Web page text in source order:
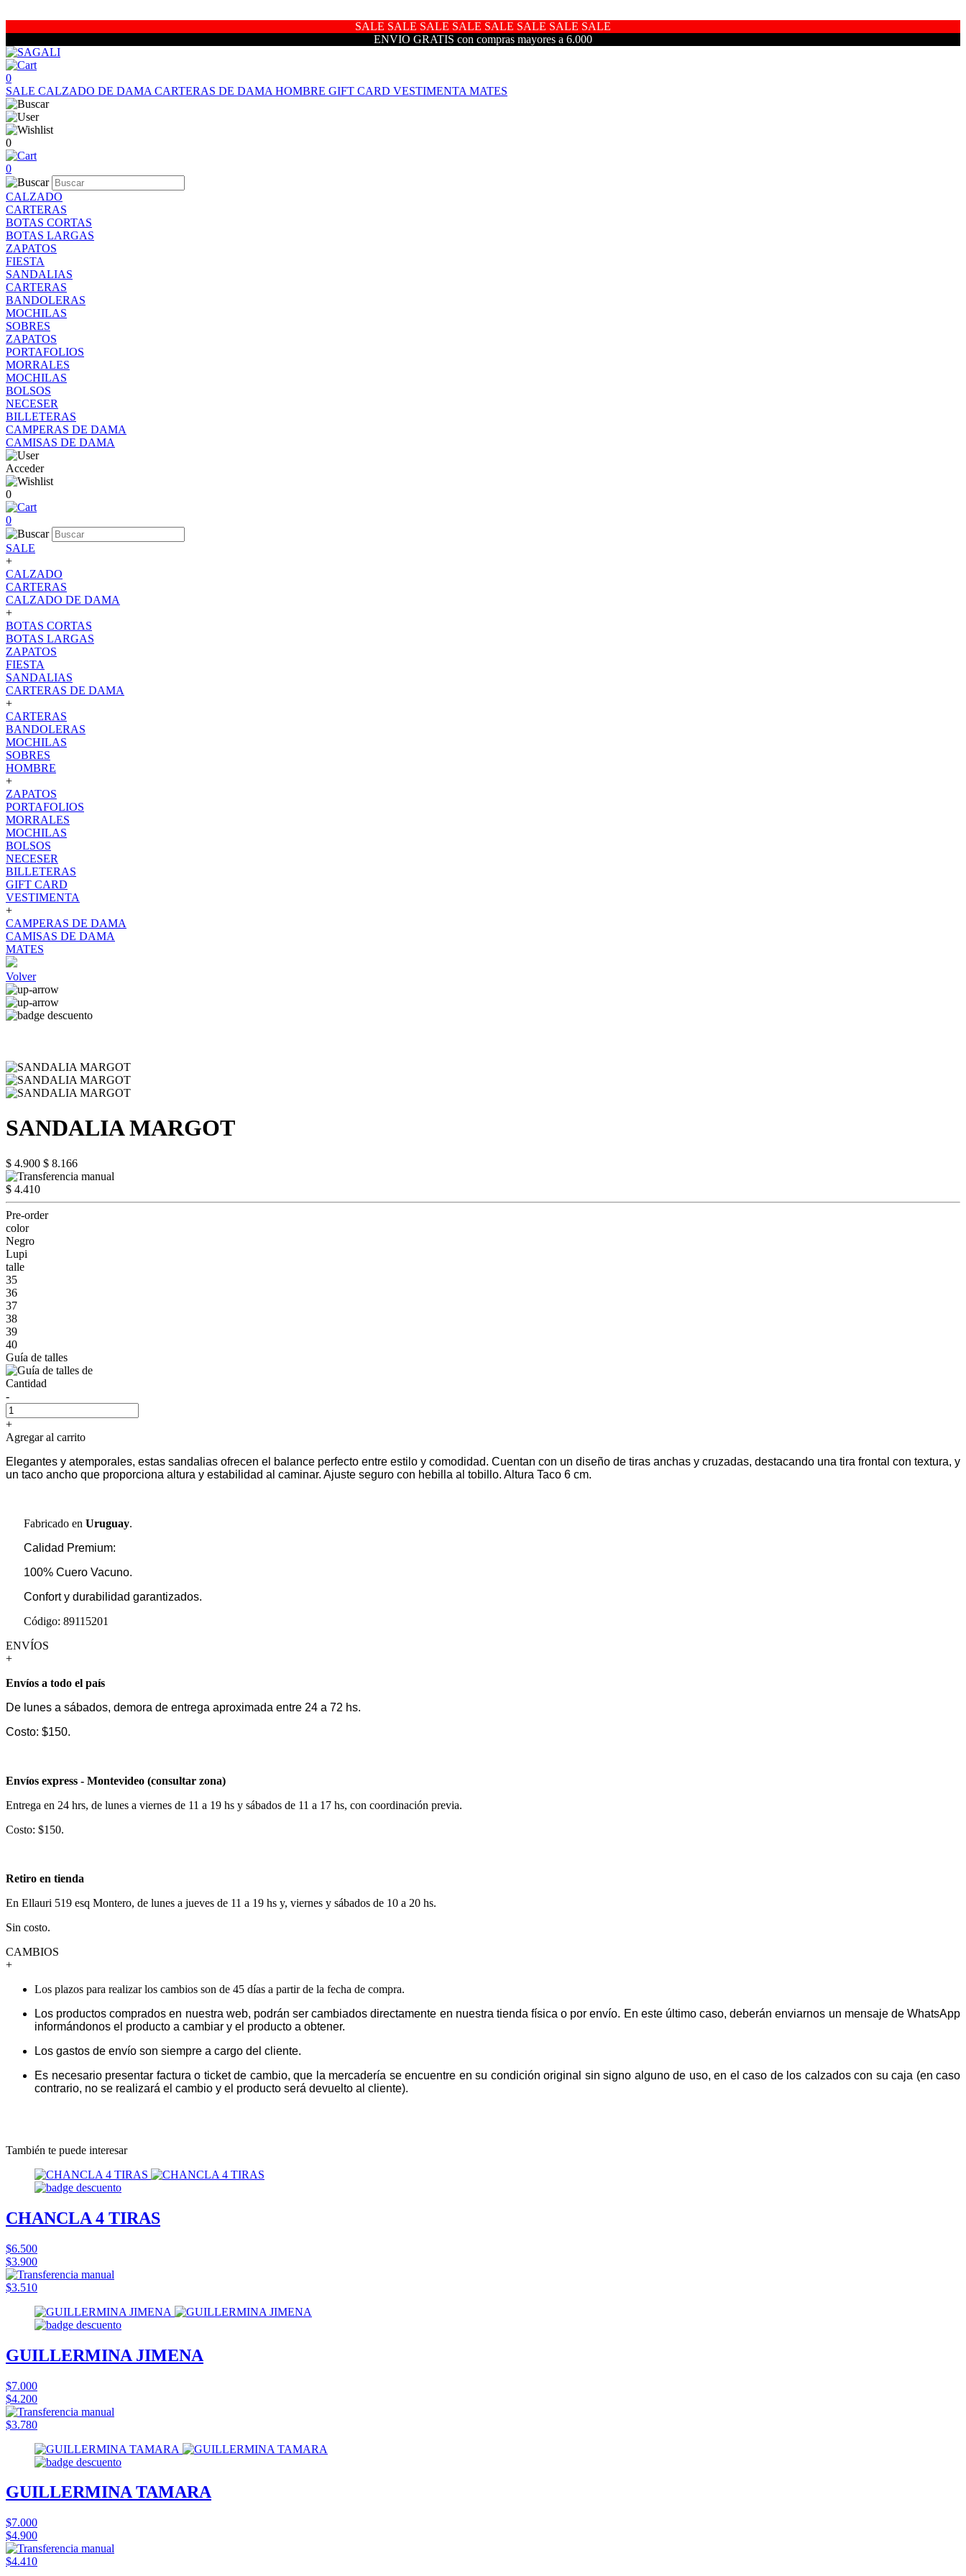
SALE SALE SALE SALE SALE SALE SALE SALE
ENVIO GRATIS con compras mayores a 6.000
0
SALE CALZADO DE DAMA CARTERAS DE DAMA HOMBRE GIFT CARD VESTIMENTA MATES
0
0
CALZADO
CARTERAS
BOTAS CORTAS
BOTAS LARGAS
ZAPATOS
FIESTA
SANDALIAS
CARTERAS
BANDOLERAS
MOCHILAS
SOBRES
ZAPATOS
PORTAFOLIOS
MORRALES
MOCHILAS
BOLSOS
NECESER
BILLETERAS
CAMPERAS DE DAMA
CAMISAS DE DAMA
Acceder
0
0
SALE
+
CALZADO
CARTERAS
CALZADO DE DAMA
+
BOTAS CORTAS
BOTAS LARGAS
ZAPATOS
FIESTA
SANDALIAS
CARTERAS DE DAMA
+
CARTERAS
BANDOLERAS
MOCHILAS
SOBRES
HOMBRE
+
ZAPATOS
PORTAFOLIOS
MORRALES
MOCHILAS
BOLSOS
NECESER
BILLETERAS
GIFT CARD
VESTIMENTA
+
CAMPERAS DE DAMA
CAMISAS DE DAMA
MATES
Volver
SANDALIA MARGOT
$ 4.900 $ 8.166
$ 4.410
Pre-order
color
Negro
Lupi
talle
35
36
37
38
39
40
Guía de talles
Cantidad
-
+
Agregar al carrito
Elegantes y atemporales, estas sandalias ofrecen el balance perfecto entre estilo y comodidad. Cuentan con un diseño de tiras anchas y cruzadas, destacando una tira frontal con textura, y
un taco ancho que proporciona altura y estabilidad al caminar. Ajuste seguro con hebilla al tobillo. Altura Taco 6 cm.
Fabricado en Uruguay.
Calidad Premium:
100% Cuero Vacuno.
Confort y durabilidad garantizados.
Código: 89115201
ENVÍOS
+
Envíos a todo el país
De lunes a sábados, demora de entrega aproximada entre 24 a 72 hs.
Costo: $150.
Envíos express - Montevideo (consultar zona)
Entrega en 24 hrs, de lunes a viernes de 11 a 19 hs y sábados de 11 a 17 hs, con coordinación previa.
Costo: $150.
Retiro en tienda
En Ellauri 519 esq Montero, de lunes a jueves de 11 a 19 hs y, viernes y sábados de 10 a 20 hs.
Sin costo.
CAMBIOS
+
Los plazos para realizar los cambios son de 45 días a partir de la fecha de compra.
Los productos comprados en nuestra web, podrán ser cambiados directamente en nuestra tienda física o por envío. En este último caso, deberán enviarnos un mensaje de WhatsApp
informándonos el producto a cambiar y el producto a obtener.
Los gastos de envío son siempre a cargo del cliente.
Es necesario presentar factura o ticket de cambio, que la mercadería se encuentre en su condición original sin signo alguno de uso, en el caso de los calzados con su caja (en caso
contrario, no se realizará el cambio y el producto será devuelto al cliente).
También te puede interesar
CHANCLA 4 TIRAS
$6.500
$3.900
$3.510
GUILLERMINA JIMENA
$7.000
$4.200
$3.780
GUILLERMINA TAMARA
$7.000
$4.900
$4.410